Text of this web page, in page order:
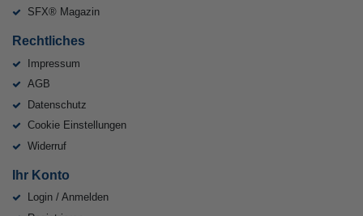
SFX® Magazin
Rechtliches
Impressum
AGB
Datenschutz
Cookie Einstellungen
Widerruf
Ihr Konto
Login / Anmelden